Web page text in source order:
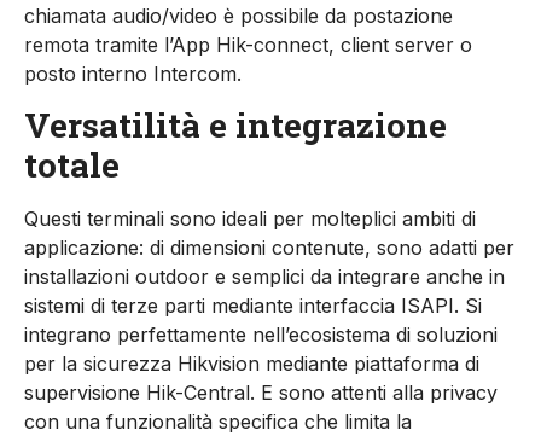
chiamata audio/video è possibile da postazione
remota tramite l’App Hik-connect, client server o
posto interno Intercom.
Versatilità e integrazione
totale
Questi terminali sono ideali per molteplici ambiti di
applicazione: di dimensioni contenute, sono adatti per
installazioni outdoor e semplici da integrare anche in
sistemi di terze parti mediante interfaccia ISAPI. Si
integrano perfettamente nell’ecosistema di soluzioni
per la sicurezza Hikvision mediante piattaforma di
supervisione Hik-Central. E sono attenti alla privacy
con una funzionalità specifica che limita la